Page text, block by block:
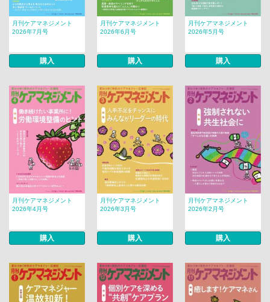
月刊ケアマネジメント
2026年7月号
購入
月刊ケアマネジメント
2026年6月号
購入
月刊ケアマネジメント
2026年5月号
購入
月刊ケアマネジメント
2026年4月号
購入
月刊ケアマネジメント
2026年3月号
購入
月刊ケアマネジメント
2026年2月号
購入